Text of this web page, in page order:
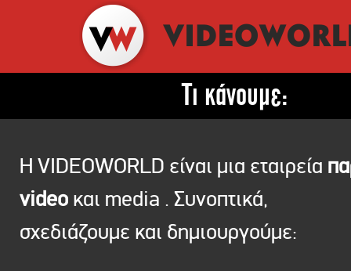
Τι κάνουμε:
Η VIDEOWORLD είναι μια εταιρεία
video και media . Συνοπτικά,
σχεδιάζουμε και δημιουργούμε: